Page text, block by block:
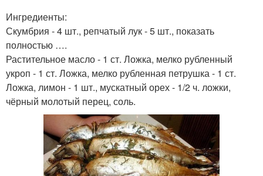
Ингредиенты:
Скумбрия - 4 шт., репчатый лук - 5 шт., показать
полностью ….
Растительное масло - 1 ст. Ложка, мелко рубленный
укроп - 1 ст. Ложка, мелко рубленная петрушка - 1 ст.
Ложка, лимон - 1 шт., мускатный орех - 1/2 ч. ложки,
чёрный молотый перец, соль.